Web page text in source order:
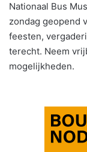
Nationaal Bus
zondag geopend
feesten,
terecht. Neem
mogelijkheden.